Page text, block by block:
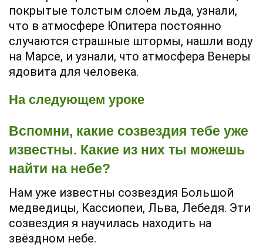
покрытые толстым слоем льда, узнали,
что в атмосфере Юпитера постоянно
случаются страшные штормы, нашли воду
на Марсе, и узнали, что атмосфера Венеры
ядовита для человека.
На следующем уроке
Вспомни, какие созвездия тебе уже
известны. Какие из них ты можешь
найти на небе?
Нам уже известны созвездия Большой
медведицы, Кассиопеи, Льва, Лебедя. Эти
созвездия я научилась находить на
звёздном небе.